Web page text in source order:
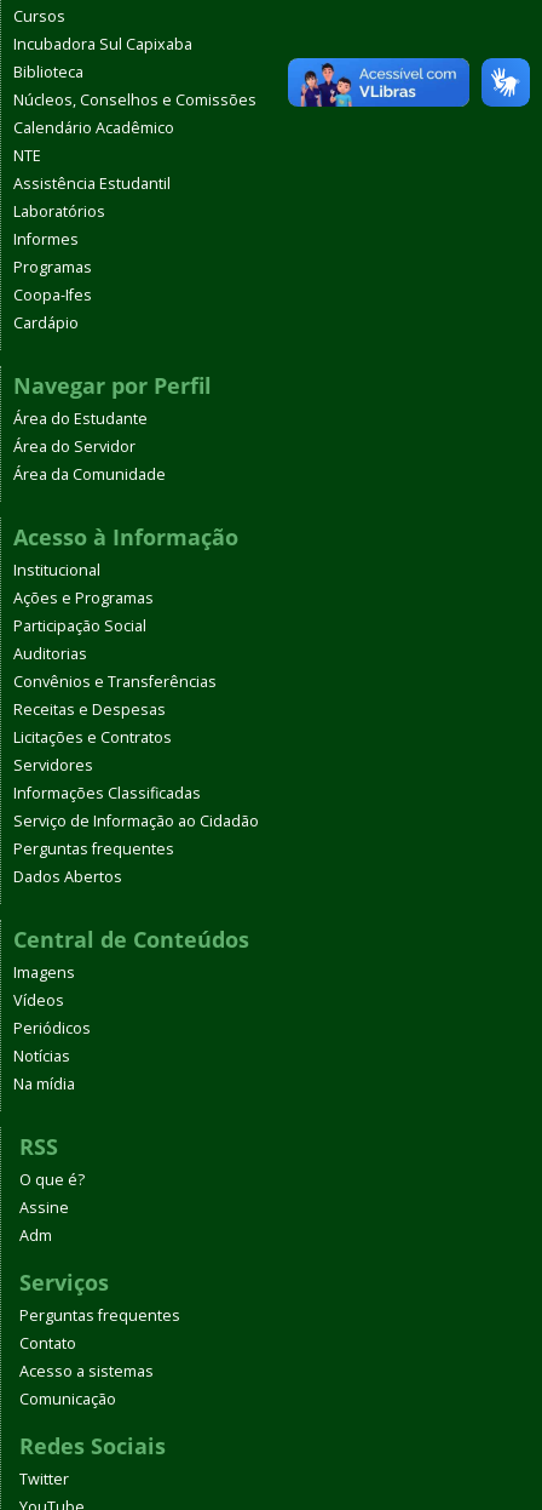
Cursos
Incubadora Sul Capixaba
Biblioteca
Núcleos, Conselhos e Comissões
Calendário Acadêmico
NTE
Assistência Estudantil
Laboratórios
Informes
Programas
Coopa-Ifes
Cardápio
Navegar por Perfil
Área do Estudante
Área do Servidor
Área da Comunidade
Acesso à Informação
Institucional
Ações e Programas
Participação Social
Auditorias
Convênios e Transferências
Receitas e Despesas
Licitações e Contratos
Servidores
Informações Classificadas
Serviço de Informação ao Cidadão
Perguntas frequentes
Dados Abertos
Central de Conteúdos
Imagens
Vídeos
Periódicos
Notícias
Na mídia
RSS
O que é?
Assine
Adm
Serviços
Perguntas frequentes
Contato
Acesso a sistemas
Comunicação
Redes Sociais
Twitter